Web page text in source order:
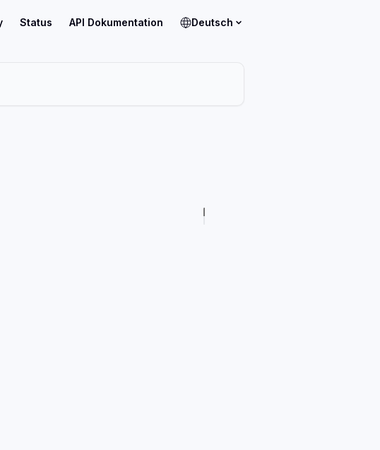
Status API Dokumentation Deutsch